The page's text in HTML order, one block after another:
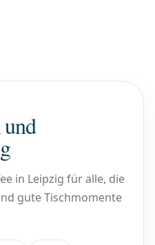
in Leipzig für alle, die
gute Tischmomente